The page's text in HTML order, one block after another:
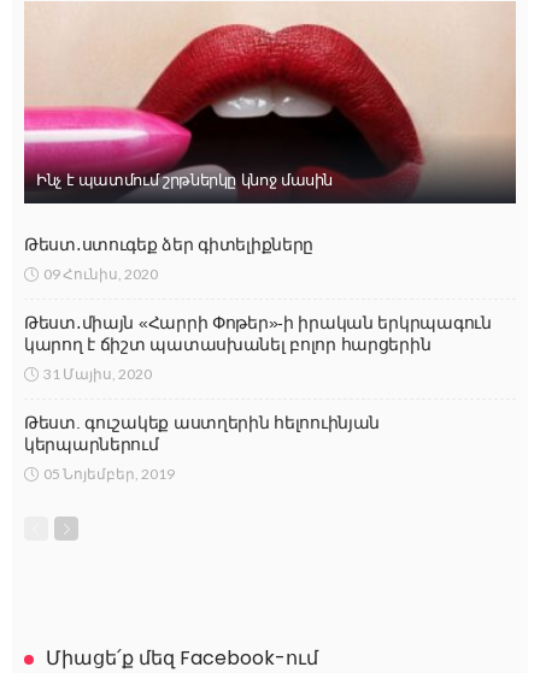
Ինչ է պատմում շրթներկը կնոջ մասին
Թեստ․ստուգեք ձեր գիտելիքները
09 Հունիս, 2020
Թեստ․միայն «Հարրի Փոթեր»-ի իրական երկրպագուն
կարող է ճիշտ պատասխանել բոլոր հարցերին
31 Մայիս, 2020
Թեստ. գուշակեք աստղերին հելոուինյան
կերպարներում
05 Նոյեմբեր, 2019
Միացե՛ք մեզ Facebook-ում